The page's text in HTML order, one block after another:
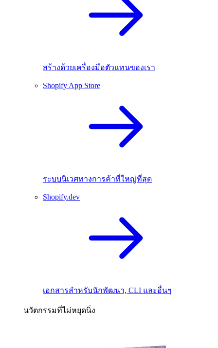
สร้างด้วยเครื่องมือตัวแทนของเรา
Shopify App Store
ระบบนิเวศทางการค้าที่ใหญ่ที่สุด
Shopify.dev
เอกสารสำหรับนักพัฒนา, CLI และอื่นๆ
นวัตกรรมที่ไม่หยุดนิ่ง